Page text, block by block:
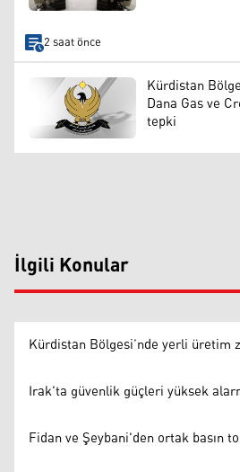
2 saat önce
Kürdistan
Dana Gas ve
tepki
İlgili Konular
Kürdistan Bölgesi’nde yerli üretim
Irak'ta güvenlik güçleri yüksek
Fidan ve Şeybani'den ortak basın